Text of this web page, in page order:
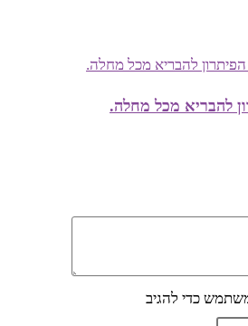
להבריא מכל מחלה.
כדי להגיב